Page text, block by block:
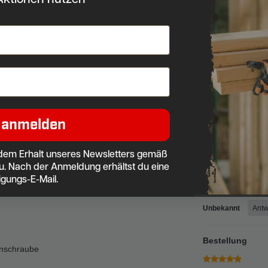
im Außenbereich.
und ermöglicht eine dezente Optik an der
und kontrolliert einschrauben. Je nach
Verifizierter Kauf
Gute solide
Unbekannt
Bestellung
Erhalt unseres Newsletters gemäß
Nach der Anmeldung erhältst du eine
E-Mail.